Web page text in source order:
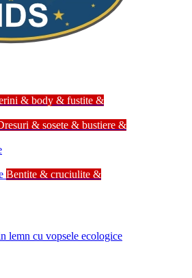
& body & fustite &
& sosete & bustiere &
Bentite & cruciulite &
lemn cu vopsele ecologice